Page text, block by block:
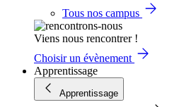
Tous nos campus
Viens nous rencontrer !
Choisir un évènement
Apprentissage
Apprentissage